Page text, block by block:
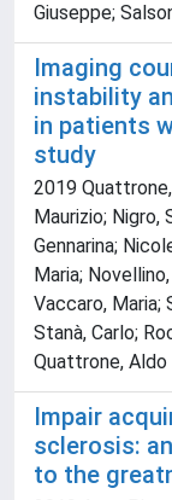
Giuseppe;
Imaging
instability
in patients
study
2019
Maurizio; Nigro,
Gennarina;
Maria;
Vaccaro, Maria;
Stanà, Carlo;
Quattrone, Aldo
Impair
sclerosis:
to the